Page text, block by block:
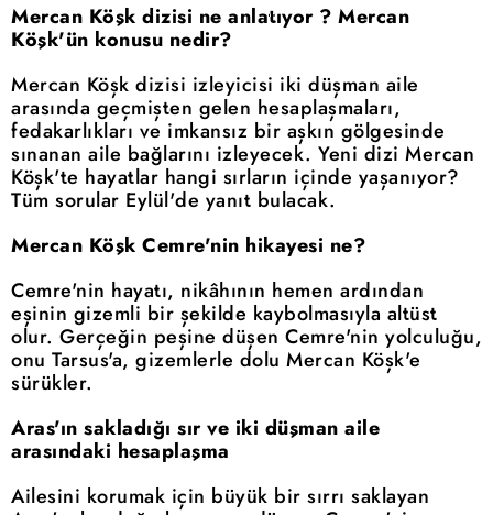
Mercan Köşk dizisi ne anlatıyor ? Mercan
Köşk'ün konusu nedir?
Mercan Köşk dizisi izleyicisi iki düşman aile
arasında geçmişten gelen hesaplaşmaları,
fedakarlıkları ve imkansız bir aşkın gölgesinde
sınanan aile bağlarını izleyecek. Yeni dizi Mercan
Köşk'te hayatlar hangi sırların içinde yaşanıyor?
Tüm sorular Eylül'de yanıt bulacak.
Mercan Köşk Cemre'nin hikayesi ne?
Cemre'nin hayatı, nikâhının hemen ardından
eşinin gizemli bir şekilde kaybolmasıyla altüst
olur. Gerçeğin peşine düşen Cemre'nin yolculuğu,
onu Tarsus'a, gizemlerle dolu Mercan Köşk'e
sürükler.
Aras'ın sakladığı sır ve iki düşman aile
arasındaki hesaplaşma
Ailesini korumak için büyük bir sırrı saklayan